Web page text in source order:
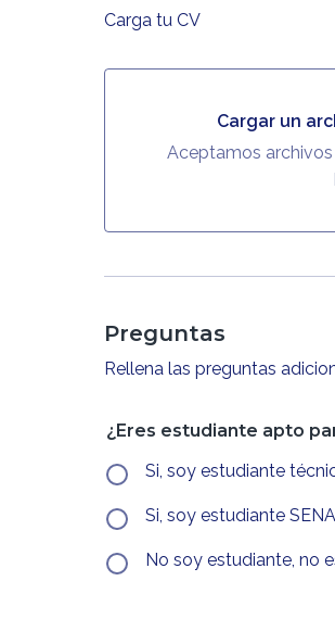
Carga tu CV
Cargar un
Cargar un archivo o
Aceptamos archivos
Preguntas
Rellena las preguntas
¿Eres estudiante apto
Si, soy estudiante
No soy estudiante, no